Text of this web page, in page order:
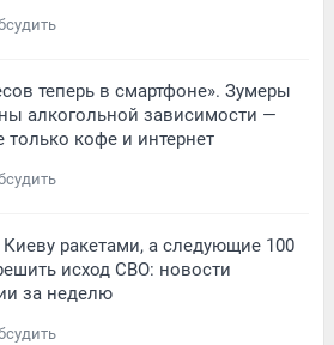
теперь в смартфоне». Зумеры
алкогольной зависимости —
только кофе и интернет
Киеву ракетами, а следующие 100
исход СВО: новости
за неделю